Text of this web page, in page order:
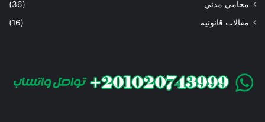
محامي مدني
(36)
مقالات قانونيه
(16)